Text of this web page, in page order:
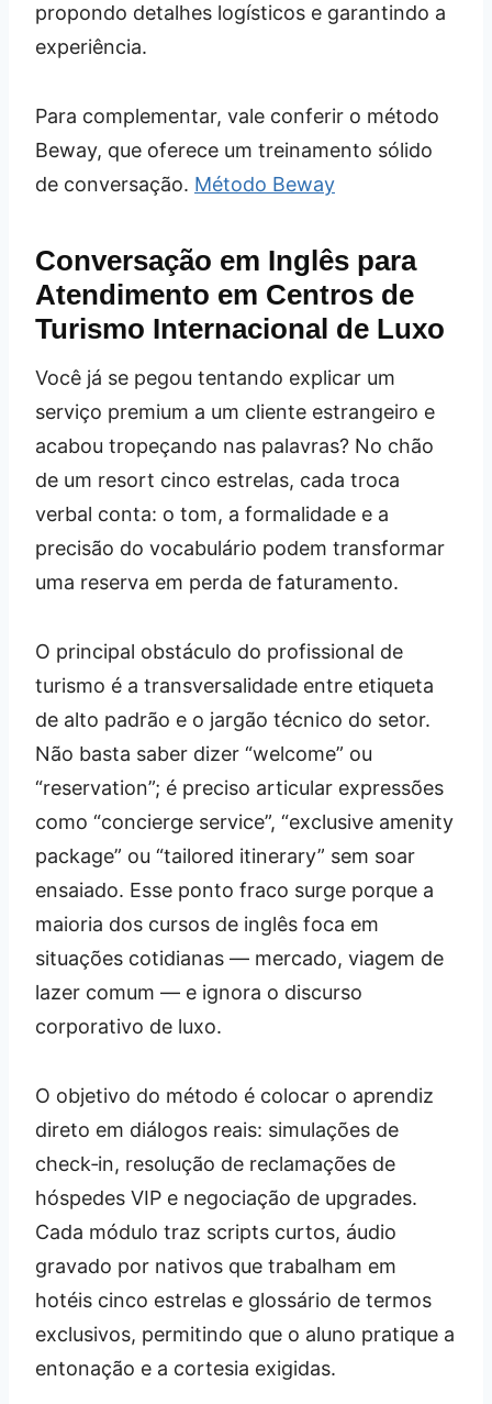
propondo detalhes logísticos e garantindo a
experiência.
Para complementar, vale conferir o método
Beway, que oferece um treinamento sólido
de conversação. Método Beway
Conversação em Inglês para
Atendimento em Centros de
Turismo Internacional de Luxo
Você já se pegou tentando explicar um
serviço premium a um cliente estrangeiro e
acabou tropeçando nas palavras? No chão
de um resort cinco estrelas, cada troca
verbal conta: o tom, a formalidade e a
precisão do vocabulário podem transformar
uma reserva em perda de faturamento.
O principal obstáculo do profissional de
turismo é a transversalidade entre etiqueta
de alto padrão e o jargão técnico do setor.
Não basta saber dizer “welcome” ou
“reservation”; é preciso articular expressões
como “concierge service”, “exclusive amenity
package” ou “tailored itinerary” sem soar
ensaiado. Esse ponto fraco surge porque a
maioria dos cursos de inglês foca em
situações cotidianas — mercado, viagem de
lazer comum — e ignora o discurso
corporativo de luxo.
O objetivo do método é colocar o aprendiz
direto em diálogos reais: simulações de
check‑in, resolução de reclamações de
hóspedes VIP e negociação de upgrades.
Cada módulo traz scripts curtos, áudio
gravado por nativos que trabalham em
hotéis cinco estrelas e glossário de termos
exclusivos, permitindo que o aluno pratique a
entonação e a cortesia exigidas.